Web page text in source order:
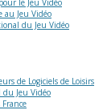
le Jeu Vidéo
au Jeu Vidéo
du Jeu Vidéo
de Logiciels de Loisirs
Jeu Vidéo